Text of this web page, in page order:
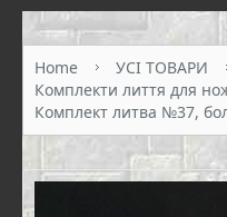
КАТАЛОГ ТОВАРІВ
КОНТАКТИ
ОПЛАТА ТА ДОСТАВКА
Home
УСІ ТОВАРИ
Комплекти лиття для
Комплект литва №37,